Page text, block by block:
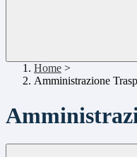
Home >
Amministrazione